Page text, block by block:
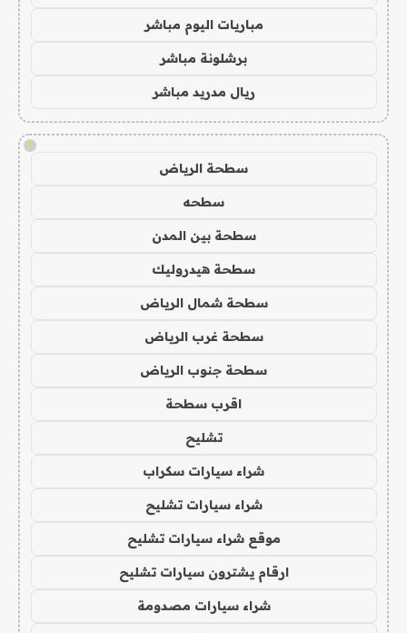
مباريات اليوم مباشر
برشلونة مباشر
ريال مدريد مباشر
!
سطحة الرياض
سطحه
سطحة بين المدن
سطحة هيدروليك
سطحة شمال الرياض
سطحة غرب الرياض
سطحة جنوب الرياض
اقرب سطحة
تشليح
شراء سيارات سكراب
شراء سيارات تشليح
موقع شراء سيارات تشليح
ارقام يشترون سيارات تشليح
شراء سيارات مصدومة